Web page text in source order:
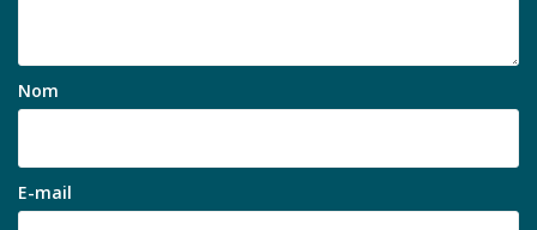
Nom
E-mail